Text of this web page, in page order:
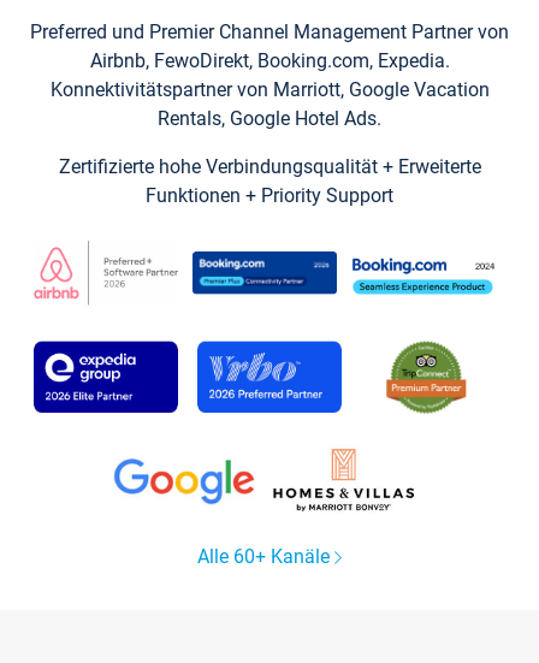
Preferred und Premier Channel Management Partner von
Airbnb, FewoDirekt, Booking.com, Expedia.
Konnektivitätspartner von Marriott, Google Vacation
Rentals, Google Hotel Ads.
Zertifizierte hohe Verbindungsqualität + Erweiterte
Funktionen + Priority Support
Alle 60+ Kanäle